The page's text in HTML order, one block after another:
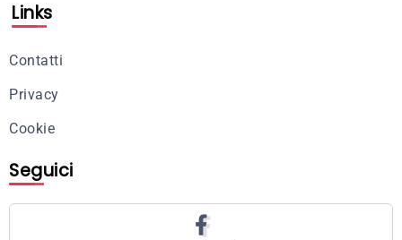
Links
Contatti
Privacy
Cookie
Seguici